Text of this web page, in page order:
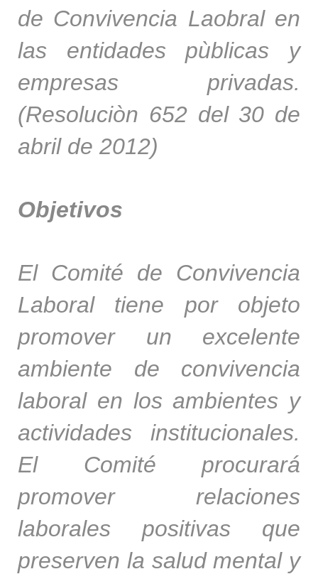
de Convivencia Laobral en
las entidades pùblicas y
empresas privadas.
(Resoluciòn 652 del 30 de
abril de 2012)
Objetivos
El Comité de Convivencia
Laboral tiene por objeto
promover un excelente
ambiente de convivencia
laboral en los ambientes y
actividades institucionales.
El Comité procurará
promover relaciones
laborales positivas que
preserven la salud mental y